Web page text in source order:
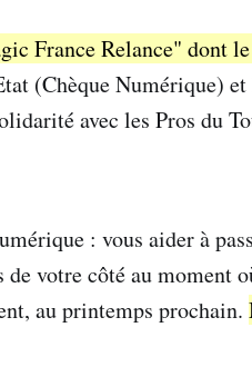
France Relance" dont
(Chèque Numérique)
avec les Pros du
: vous aider à
votre côté au moment
au printemps prochain.